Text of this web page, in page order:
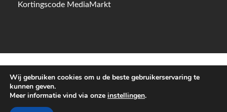
Kortingscode MediaMarkt
© KortingPlaza - Geld besparen doe je hier dankzij korting,
actiecodes en promoties bij de grootste webwinkels
Wij gebruiken cookies om u de beste gebruikerservaring te
kunnen geven.
Meer informatie vind via onze instellingen.